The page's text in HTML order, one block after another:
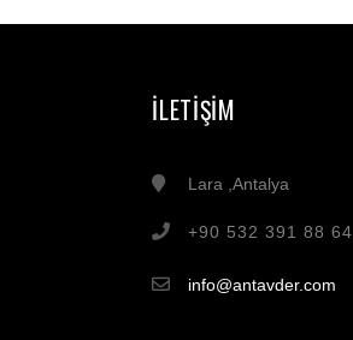
İLETIŞIM
Lara ,Antalya
+90 532 391 88 64
info@antavder.com